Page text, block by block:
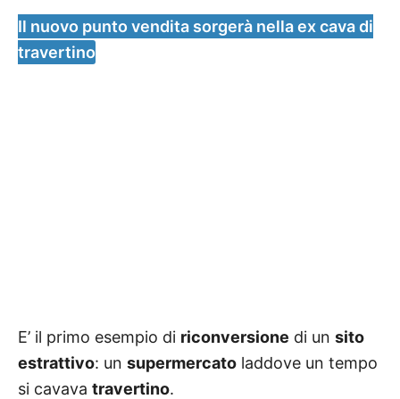
Il nuovo punto vendita sorgerà nella ex cava di
travertino
E’ il primo esempio di riconversione di un sito
estrattivo: un supermercato laddove un tempo
si cavava travertino.